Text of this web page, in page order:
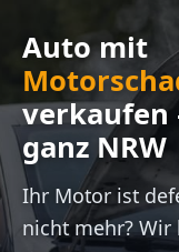
Auto mit
verkaufen
ganz NRW
Ihr Motor ist
nicht mehr? Wir